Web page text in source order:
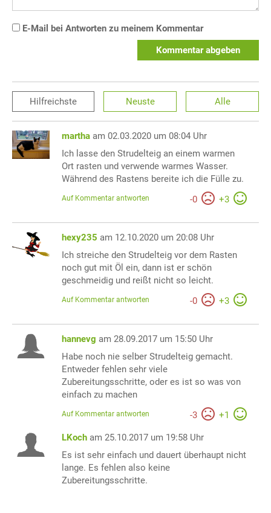
E-Mail bei Antworten zu meinem Kommentar
Kommentar abgeben
Hilfreichste Neuste Alle
martha am 02.03.2020 um 08:04 Uhr
Ich lasse den Strudelteig an einem warmen
Ort rasten und verwende warmes Wasser.
Während des Rastens bereite ich die Fülle zu.
-0 +3
Auf Kommentar antworten
hexy235 am 12.10.2020 um 20:08 Uhr
Ich streiche den Strudelteig vor dem Rasten
noch gut mit Öl ein, dann ist er schön
geschmeidig und reißt nicht so leicht.
-0 +3
Auf Kommentar antworten
hannevg am 28.09.2017 um 15:50 Uhr
Habe noch nie selber Strudelteig gemacht.
Entweder fehlen sehr viele
Zubereitungsschritte, oder es ist so was von
einfach zu machen
-3 +1
Auf Kommentar antworten
LKoch am 25.10.2017 um 19:58 Uhr
Es ist sehr einfach und dauert überhaupt nicht
lange. Es fehlen also keine
Zubereitungsschritte.